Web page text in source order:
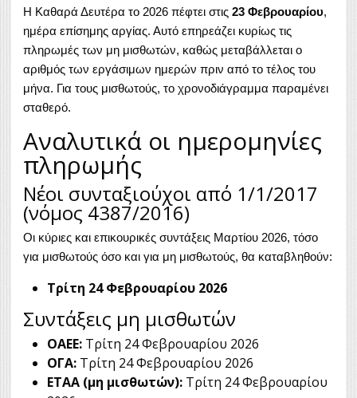
Η Καθαρά Δευτέρα το 2026 πέφτει στις 23 Φεβρουαρίου,
ημέρα επίσημης αργίας. Αυτό επηρεάζει κυρίως τις
πληρωμές των μη μισθωτών, καθώς μεταβάλλεται ο
αριθμός των εργάσιμων ημερών πριν από το τέλος του
μήνα. Για τους μισθωτούς, το χρονοδιάγραμμα παραμένει
σταθερό.
Αναλυτικά οι ημερομηνίες
πληρωμής
Νέοι συνταξιούχοι από 1/1/2017
(νόμος 4387/2016)
Οι κύριες και επικουρικές συντάξεις Μαρτίου 2026, τόσο
για μισθωτούς όσο και για μη μισθωτούς, θα καταβληθούν:
Τρίτη 24 Φεβρουαρίου 2026
Συντάξεις μη μισθωτών
ΟΑΕΕ: Τρίτη 24 Φεβρουαρίου 2026
ΟΓΑ: Τρίτη 24 Φεβρουαρίου 2026
ΕΤΑΑ (μη μισθωτών): Τρίτη 24 Φεβρουαρίου